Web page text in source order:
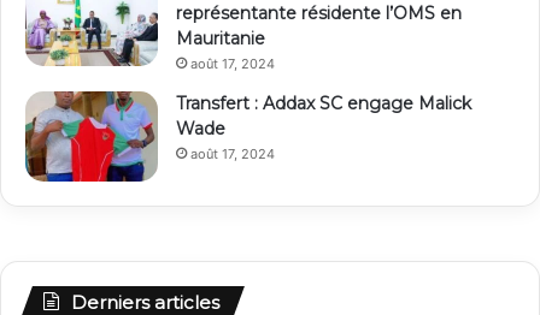
représentante résidente l’OMS en
Mauritanie
août 17, 2024
Transfert : Addax SC engage Malick
Wade
août 17, 2024
Derniers articles